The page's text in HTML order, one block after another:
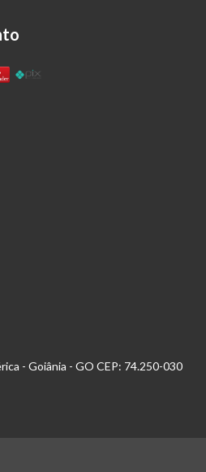
- Goiânia - GO CEP: 74.250-030